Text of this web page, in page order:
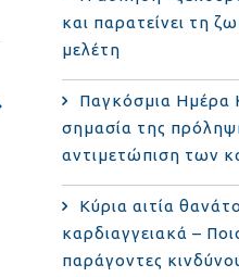
και παρατείνει τη
μελέτη
Παγκόσμια Ημέρα
σημασία της
αντιμετώπιση των
Κύρια αιτία
καρδιαγγειακά –
παράγοντες